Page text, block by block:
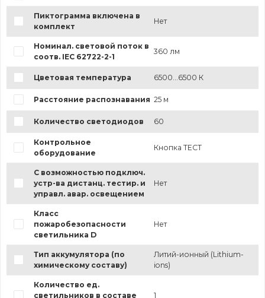
Пиктограмма включена в
комплект
Нет
Номинал. световой поток в
соотв. IEC 62722-2-1
360 лм
Цветовая температура 6500...6500 К
Расстояние распознавания 25 м
Количество светодиодов 60
Контрольное
оборудование
Кнопка ТЕСТ
С возможностью подключ.
устр-ва дистанц. тестир. и
управл. авар. освещением
Нет
Класс
пожаробезопасности
светильника D
Нет
Тип аккумулятора (по
химическому составу)
Литий-ионный (Lithium-
ions)
Количество ед.
светильников в составе
1